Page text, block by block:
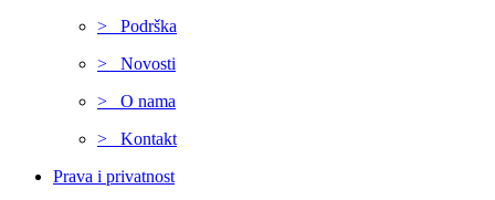
> Podrška
> Novosti
> O nama
> Kontakt
Prava i privatnost